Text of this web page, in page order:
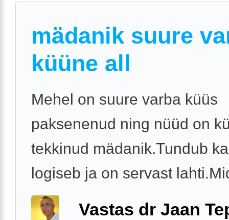
mädanik suure
küüne all
Mehel on suure varba küüs
paksenenud ning nüüd on
tekkinud mädanik.Tundub
logiseb ja on servast
Vastas dr Jaan